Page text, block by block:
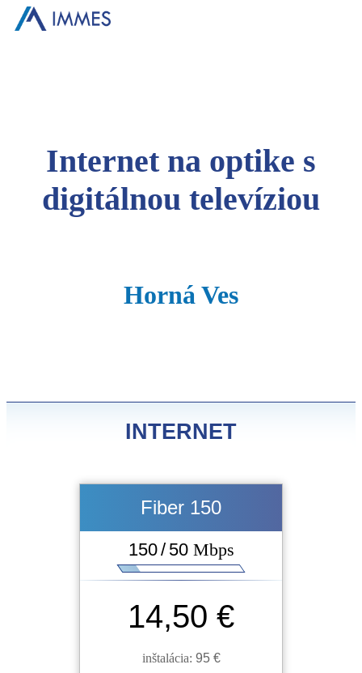
Internet na optike s
digitálnou televíziou
Horná Ves
INTERNET
Fiber 150
150 / 50 Mbps
14,50 €
inštalácia: 95 €